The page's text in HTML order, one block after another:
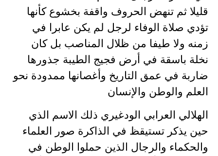
قليلا ثم تنهض الحروف واقفة بخشوع كأنها
تؤدي صلاة الوفاء لرجل لم يكن عابرا في
زمنه ولا طيفا من ظلال المناصب بل كان
نخلة باسقة في أرض فجيج الطيبة جذورها
ضاربة في عمق التاريخ وأغصانها ممدودة نحو
العلم والوطن والإنسان
الهلالي العرابي الودغيري ذلك الاسم الذي
حين يذكر تستيقظ في الذاكرة صور العلماء
والحكماء والرجال الذين حملوا الوطن في